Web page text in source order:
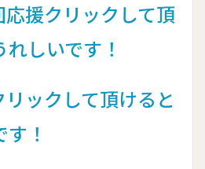
応援クリックして頂
しいです！
ックして頂けると
！